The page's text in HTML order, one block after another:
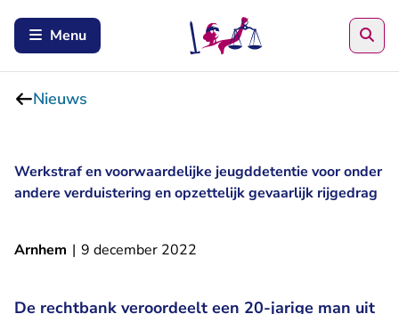
Menu
Nieuws
Werkstraf en voorwaardelijke jeugddetentie voor onder
andere verduistering en opzettelijk gevaarlijk rijgedrag
Arnhem | 9 december 2022
De rechtbank veroordeelt een 20-jarige man uit